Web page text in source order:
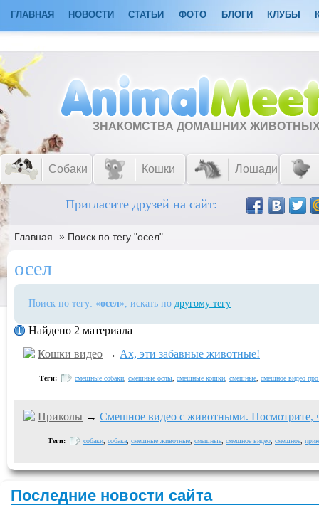
ГЛАВНАЯ НОВОСТИ СТАТЬИ ФОТО БЛОГИ КЛУБЫ
ЗНАКОМСТВА ДОМАШНИХ
Собаки Кошки Лошади
Пригласите друзей на сайт:
Главная » Поиск по тегу "осел"
осел
Поиск по тегу: «осел», искать по другому тегу
Найдено 2 материала
Кошки видео → Ах, эти забавные животные!
Теги: смешные собаки смешные ослы смешные кошки смешные смешное видео про
Приколы → Смешное видео с животными. Посмотрите,
Теги: собаки собака смешные животные смешные смешное видео смешное
Последние новости сайта